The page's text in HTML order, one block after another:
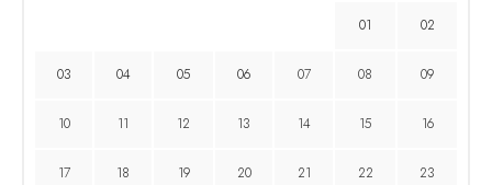
01 02
03 04 05 06 07 08 09
10 11 12 13 14 15 16
17 18 19 20 21 22 23